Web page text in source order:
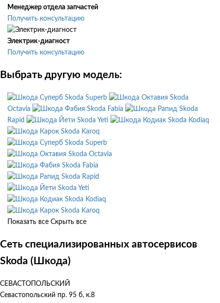
Менеджер отдела запчастей
Получить консультацию
Электрик-диагност
Получить консультацию
Выбрать другую модель:
Skoda Superb
Skoda
Octavia
Skoda Fabia
Skoda
Rapid
Skoda Yeti
Skoda Kodiaq
Skoda Karoq
Skoda Superb
Skoda Octavia
Skoda Fabia
Skoda Rapid
Skoda Yeti
Skoda Kodiaq
Skoda Karoq
Показать все Скрыть все
Сеть специализированных автосервисов
Skoda (Шкода)
СЕВАСТОПОЛЬСКИЙ
Севастопольский пр. 95 б, к.8